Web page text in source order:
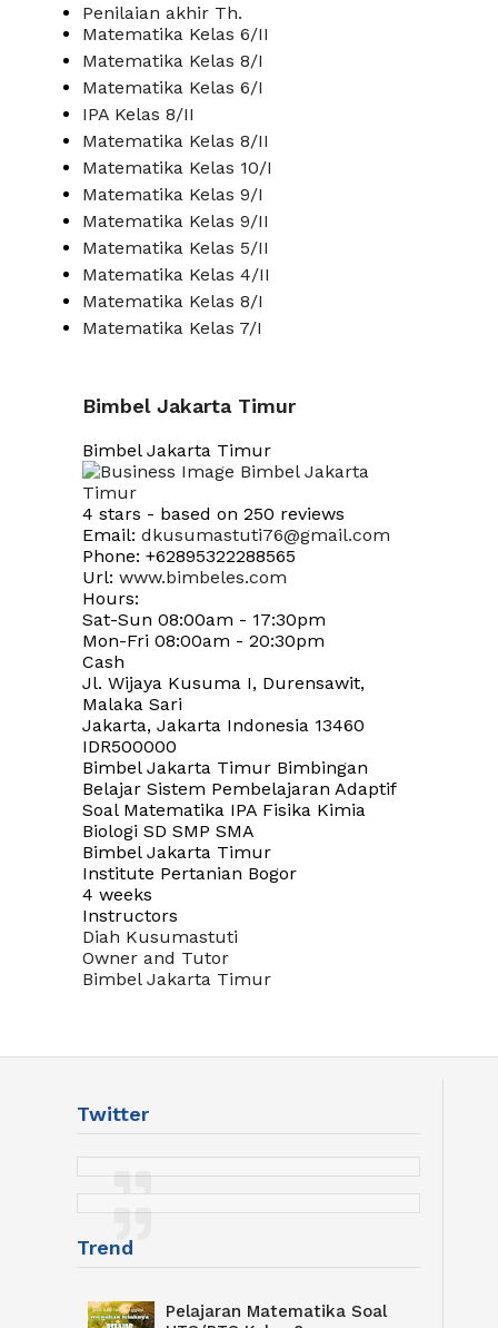
Penilaian akhir Th.
Matematika Kelas 6/II
Matematika Kelas 8/I
Matematika Kelas 6/I
IPA Kelas 8/II
Matematika Kelas 8/II
Matematika Kelas 10/I
Matematika Kelas 9/I
Matematika Kelas 9/II
Matematika Kelas 5/II
Matematika Kelas 4/II
Matematika Kelas 8/I
Matematika Kelas 7/I
Bimbel Jakarta Timur
Bimbel Jakarta Timur
4 stars - based on 250 reviews
Email: dkusumastuti76@gmail.com
Phone: +62895322288565
Url: www.bimbeles.com
Hours:
Sat-Sun 08:00am - 17:30pm
Mon-Fri 08:00am - 20:30pm
Cash
Jl. Wijaya Kusuma I, Durensawit,
Malaka Sari
Jakarta, Jakarta Indonesia 13460
IDR500000
Bimbel Jakarta Timur Bimbingan
Belajar Sistem Pembelajaran Adaptif
Soal Matematika IPA Fisika Kimia
Biologi SD SMP SMA
Bimbel Jakarta Timur
Institute Pertanian Bogor
4 weeks
Instructors
Diah Kusumastuti
Owner and Tutor
Bimbel Jakarta Timur
Twitter
Trend
Pelajaran Matematika Soal